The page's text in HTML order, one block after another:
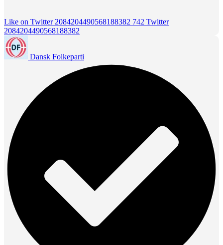
Like on Twitter 2084204490568188382 742 Twitter
2084204490568188382
Dansk Folkeparti